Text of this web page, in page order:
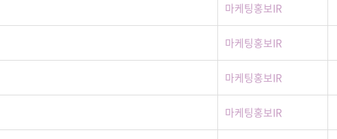
마케팅홍보IR
마케팅홍보IR
마케팅홍보IR
마케팅홍보IR